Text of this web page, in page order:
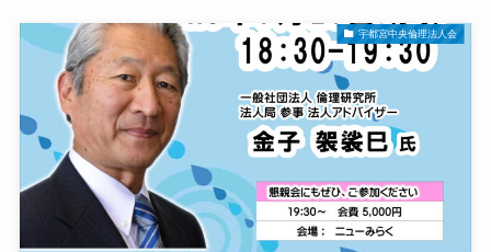
宇都宮中央倫理法人会